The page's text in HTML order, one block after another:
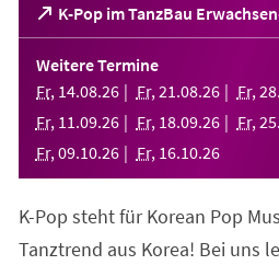
K-Pop im TanzBau
(Öffnet
in
einem
neuen
Tab)
Weitere Termine
Fr, 14.08.26 Fr, 21 .08.26 Fr, 28.
Fr, 11 .09.26 Fr, 18.09.26 Fr, 25.
Fr, 09.10.26 Fr, 16.10.26
K-Pop steht für Korean Pop
Tanztrend aus Korea! Bei uns